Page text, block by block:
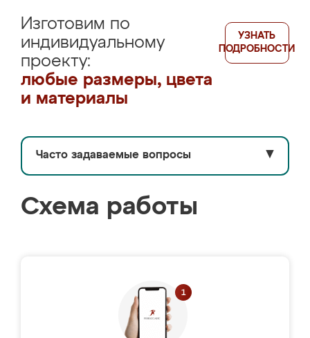
Изготовим по
индивидуальному
проекту:
любые размеры, цвета
и материалы
УЗНАТЬ
ПОДРОБНОСТИ
Часто задаваемые вопросы ▼
Схема работы